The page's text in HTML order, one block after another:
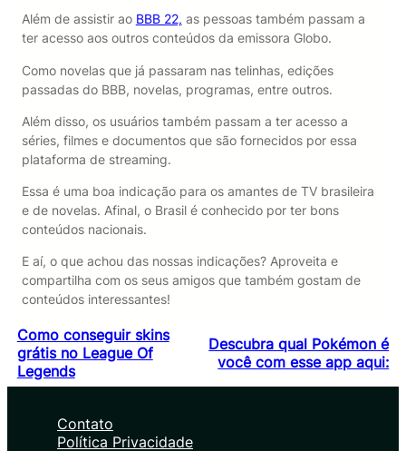
Além de assistir ao BBB 22, as pessoas também passam a
ter acesso aos outros conteúdos da emissora Globo.
Como novelas que já passaram nas telinhas, edições
passadas do BBB, novelas, programas, entre outros.
Além disso, os usuários também passam a ter acesso a
séries, filmes e documentos que são fornecidos por essa
plataforma de streaming.
Essa é uma boa indicação para os amantes de TV brasileira
e de novelas. Afinal, o Brasil é conhecido por ter bons
conteúdos nacionais.
E aí, o que achou das nossas indicações? Aproveita e
compartilha com os seus amigos que também gostam de
conteúdos interessantes!
Como conseguir skins
grátis no League Of
Legends
Descubra qual Pokémon é
você com esse app aqui:
Contato
Política Privacidade